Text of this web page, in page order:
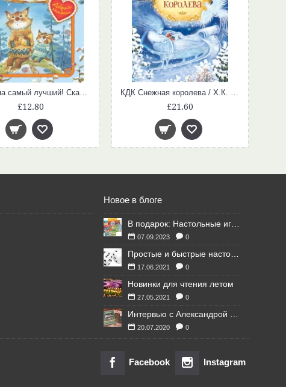
Мой папа самый лучший! Сказочные истории
£12.80
КДК Снежная королева / Х.К. Андерсен
£21.60
Новое в блоге
07.09.2023 0
17.06.2021 0
Новинки для чтения летом
27.05.2021 0
20.07.2020 0
Facebook Instagram